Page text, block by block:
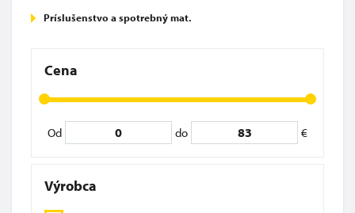
Príslušenstvo a spotrebný mat.
Cena
Od do €
Výrobca